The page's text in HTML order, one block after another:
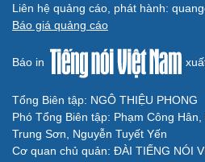
Du lịch
Săn Tour
Liên hệ quảng cáo, phát hành:
Báo giá quảng cáo
Báo in
Tổng Biên tập: NGÔ THIỆU PHONG
Phó Tổng Biên tập: Phạm Công
Trung Sơn, Nguyễn Tuyết Yến
Cơ quan chủ quản: ĐÀI TIẾNG NÓI